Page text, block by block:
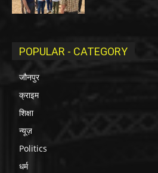
POPULAR - CATEGORY
जौनपुर
क्राइम
शिक्षा
न्यूज़
Politics
धर्म